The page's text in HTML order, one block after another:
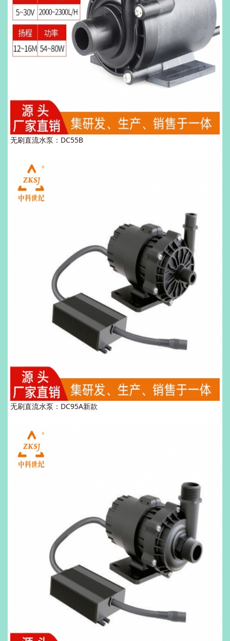
无刷直流水泵：DC55B
无刷直流水泵：DC95A新款